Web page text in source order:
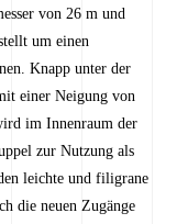
von 26 m und
um einen
Knapp unter der
einer Neigung von
im Innenraum der
zur Nutzung als
leichte und filigrane
die neuen Zugänge